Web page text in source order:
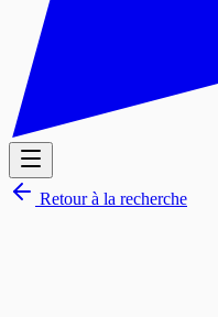
Retour à la recherche